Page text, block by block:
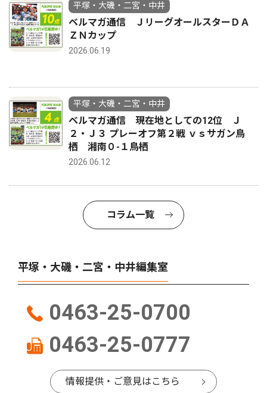
平塚・大磯・二宮・中井
ベルマガ通信 ＪリーグオールスターＤＡ
ＺＮカップ
2026.06.19
平塚・大磯・二宮・中井
ベルマガ通信 現在地としての12位 Ｊ
２・Ｊ３ プレーオフ第２戦 ｖｓサガン鳥
栖 湘南０-１鳥栖
2026.06.12
コラム一覧
平塚・大磯・二宮・中井編集室
0463-25-0700
0463-25-0777
情報提供・ご意見はこちら